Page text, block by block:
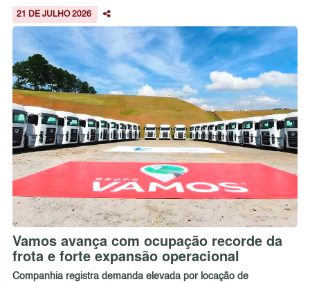
21 DE JULHO 2026
Vamos avança com ocupação recorde da
frota e forte expansão operacional
Companhia registra demanda elevada por locação de